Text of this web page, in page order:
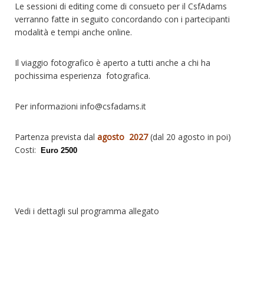
Le sessioni di editing come di consueto per il CsfAdams
verranno fatte in seguito concordando con i partecipanti
modalità e tempi anche online.
Il viaggio fotografico è aperto a tutti anche a chi ha
pochissima esperienza fotografica.
Per informazioni info@csfadams.it
Partenza prevista dal agosto 2027(dal 20 agosto in poi)
Costi:
Euro 2500
Vedi i dettagli sul programma allegato